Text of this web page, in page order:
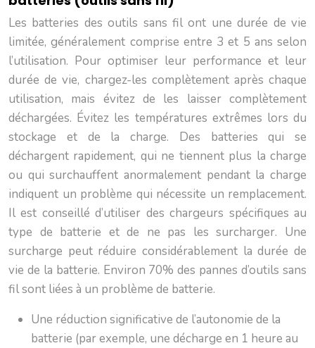
Les batteries des outils sans fil ont une durée de vie
limitée, généralement comprise entre 3 et 5 ans selon
l’utilisation. Pour optimiser leur performance et leur
durée de vie, chargez-les complètement après chaque
utilisation, mais évitez de les laisser complètement
déchargées. Évitez les températures extrêmes lors du
stockage et de la charge. Des batteries qui se
déchargent rapidement, qui ne tiennent plus la charge
ou qui surchauffent anormalement pendant la charge
indiquent un problème qui nécessite un remplacement.
Il est conseillé d’utiliser des chargeurs spécifiques au
type de batterie et de ne pas les surcharger. Une
surcharge peut réduire considérablement la durée de
vie de la batterie. Environ 70% des pannes d’outils sans
fil sont liées à un problème de batterie.
Une réduction significative de l’autonomie de la
batterie (par exemple, une décharge en 1 heure au